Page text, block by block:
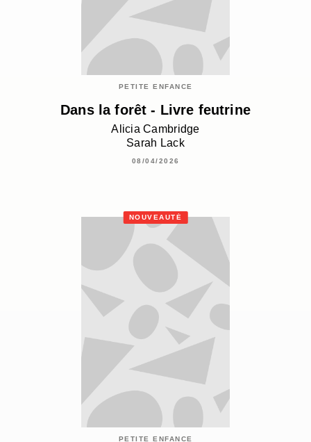
PETITE ENFANCE
Dans la forêt - Livre feutrine
Alicia Cambridge
Sarah Lack
08/04/2026
NOUVEAUTÉ
PETITE ENFANCE